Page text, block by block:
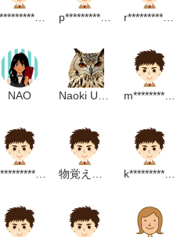
シの中で自分が作った素材が活
ます。これからも「くらうど職
す。
ータのカラーモードをRGB形式
な色彩表示となっております。
をご購入いただいた皆様へ、この
y*************************m p*************************p r***************************m
NAO Naoki Uchino m*********************m
h*********************p 物覚えの悪いtaka k******************p